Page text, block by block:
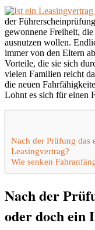
der
gewonnene Freiheit,
ausnutzen wollen.
immer von den Eltern
Vorteile, die sie sich
vielen Familien reicht
die neuen
Lohnt es sich für einen
Nach der Prüfung das
Leasingvertrag?
Wie senken
Nach der
oder doch ein